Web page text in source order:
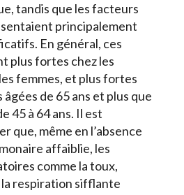
tandis que les facteurs
principalement
En général, ces
plus fortes chez les
femmes, et plus fortes
de 65 ans et plus que
45 à 64 ans. Il est
que, même en l’absence
affaiblie, les
comme la toux,
respiration sifflante